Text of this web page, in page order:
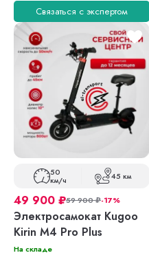
Связаться с экспертом
50
км/ч 45 км
49 900 ₽59 900₽-17%
Электросамокат Kugoo
Kirin M4 Pro Plus
На складе